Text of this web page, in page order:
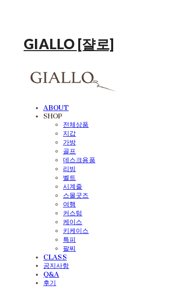
GIALLO [쟐로]
ABOUT
SHOP
전체상품
지갑
가방
골프
데스크용품
리빙
벨트
시계줄
스몰굿즈
여행
커스텀
케이스
키케이스
특피
팔찌
CLASS
공지사항
Q&A
후기